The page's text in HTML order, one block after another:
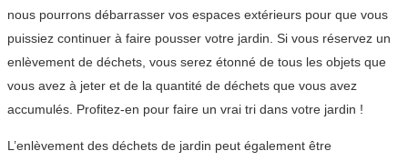
nous pourrons débarrasser vos espaces extérieurs pour que vous
puissiez continuer à faire pousser votre jardin. Si vous réservez un
enlèvement de déchets, vous serez étonné de tous les objets que
vous avez à jeter et de la quantité de déchets que vous avez
accumulés. Profitez-en pour faire un vrai tri dans votre jardin !
L’enlèvement des déchets de jardin peut également être